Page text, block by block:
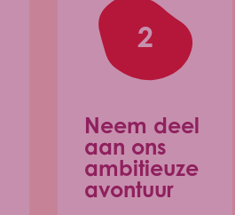
2
Neem deel
aan ons
ambitieuze
avontuur